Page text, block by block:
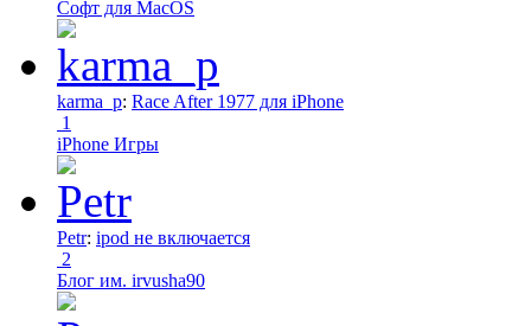
Софт для MacOS
karma_p: Race After 1977 для iPhone
1
iPhone Игры
Petr: ipod не включается
2
Блог им. irvusha90